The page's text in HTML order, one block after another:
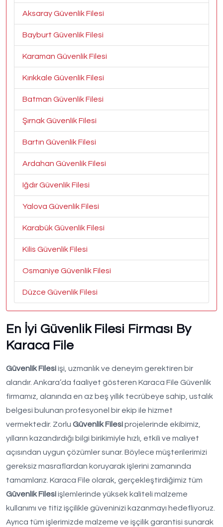
Aksaray Güvenlik Filesi
Bayburt Güvenlik Filesi
Karaman Güvenlik Filesi
Kırıkkale Güvenlik Filesi
Batman Güvenlik Filesi
Şırnak Güvenlik Filesi
Bartın Güvenlik Filesi
Ardahan Güvenlik Filesi
Iğdır Güvenlik Filesi
Yalova Güvenlik Filesi
Karabük Güvenlik Filesi
Kilis Güvenlik Filesi
Osmaniye Güvenlik Filesi
Düzce Güvenlik Filesi
En İyi Güvenlik Filesi Firması By
Karaca File
Güvenlik Filesiişi, uzmanlık ve deneyim gerektiren bir
alandır. Ankara’da faaliyet gösteren Karaca File Güvenlik
firmamız, alanında en az beş yıllık tecrübeye sahip, ustalık
belgesi bulunan profesyonel bir ekip ile hizmet
vermektedir. Zorlu Güvenlik Filesiprojelerinde ekibimiz,
yılların kazandırdığı bilgi birikimiyle hızlı, etkili ve maliyet
açısından uygun çözümler sunar. Böylece müşterilerimizi
gereksiz masraflardan koruyarak işlerini zamanında
tamamlarız. Karaca File olarak, gerçekleştirdiğimiz tüm
Güvenlik Filesiişlemlerinde yüksek kaliteli malzeme
kullanımı ve titiz işçilikle güveninizi kazanmayı hedefliyoruz.
Ayrıca tüm işlerimizde malzeme ve işçilik garantisi sunarak